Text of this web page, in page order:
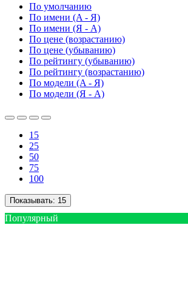
По умолчанию
По имени (A - Я)
По имени (Я - A)
По цене (возрастанию)
По цене (убыванию)
По рейтингу (убыванию)
По рейтингу (возрастанию)
По модели (A - Я)
По модели (Я - A)
15
25
50
75
100
Показывать: 15
Популярный